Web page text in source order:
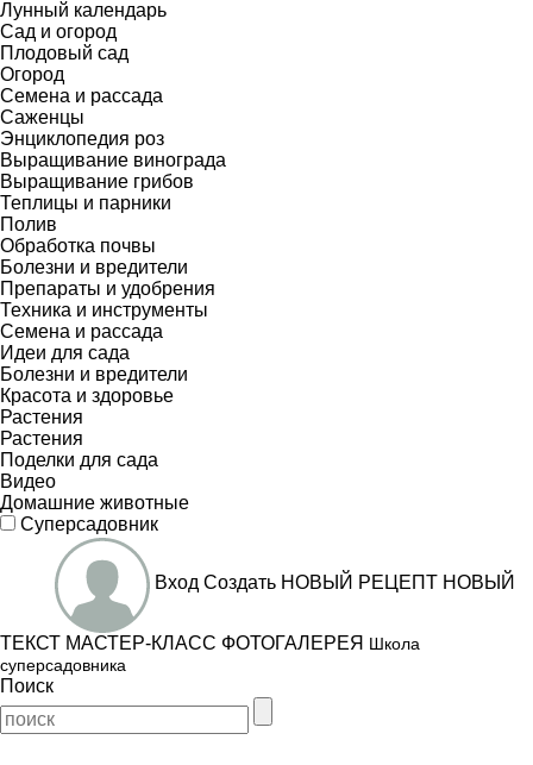
Лунный календарь
Сад и огород
Плодовый сад
Огород
Семена и рассада
Саженцы
Энциклопедия роз
Выращивание винограда
Выращивание грибов
Теплицы и парники
Полив
Обработка почвы
Болезни и вредители
Препараты и удобрения
Техника и инструменты
Семена и рассада
Идеи для сада
Болезни и вредители
Красота и здоровье
Растения
Растения
Поделки для сада
Видео
Домашние животные
Суперсадовник
Вход Создать НОВЫЙ РЕЦЕПТ НОВЫЙ
ТЕКСТ МАСТЕР-КЛАСС ФОТОГАЛЕРЕЯ Школа
суперсадовника
Поиск